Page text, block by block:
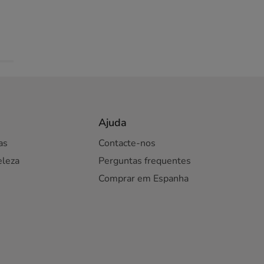
Ajuda
Contacte-nos
Perguntas frequentes
Comprar em Espanha